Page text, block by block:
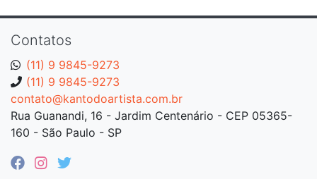
Contatos
(11) 9 9845-9273
(11) 9 9845-9273
contato@kantodoartista.com.br
Rua Guanandi, 16 - Jardim Centenário - CEP 05365-
160 - São Paulo - SP